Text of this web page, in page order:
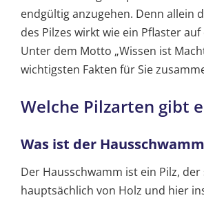
endgültig anzugehen. Denn allein
des Pilzes wirkt wie ein Pflaster
Unter dem Motto „Wissen ist
wichtigsten Fakten für Sie
Welche Pilzarten gibt
Was ist der
Der Hausschwamm ist ein Pilz, der
hauptsächlich von Holz und hier